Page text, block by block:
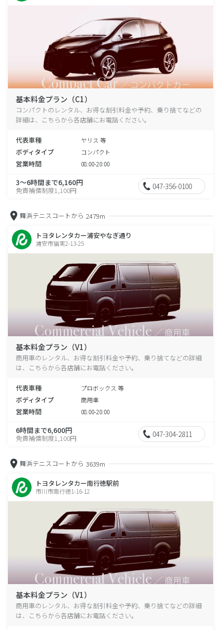
基本料金プラン（C1）
コンパクトのレンタル、お得な割引料金や予約、乗り捨てなどの
詳細は、こちらから各店舗にお電話ください。
代表車種 ヤリス 等
ボディタイプ コンパクト
営業時間 08:00-20:00
3～6時間まで6,160円
免責補償制度1,100円 047-356-0100
舞浜テニスコートから 2479m
トヨタレンタカー浦安やなぎ通り
浦安市猫実2-13-25
基本料金プラン（V1）
商用車のレンタル、お得な割引料金や予約、乗り捨てなどの詳細
は、こちらから各店舗にお電話ください。
代表車種 プロボックス 等
ボディタイプ 商用車
営業時間 08:00-20:00
6時間まで6,600円
免責補償制度1,100円 047-304-2811
舞浜テニスコートから 3639m
トヨタレンタカー南行徳駅前
市川市南行徳1-16-12
基本料金プラン（V1）
商用車のレンタル、お得な割引料金や予約、乗り捨てなどの詳細
は、こちらから各店舗にお電話ください。